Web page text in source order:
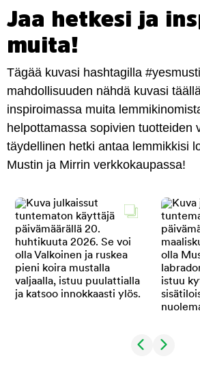
Jaa hetkesi ja
muita!
Tägää kuvasi hashtagilla
mahdollisuuden nähdä kuvasi
inspiroimassa muita
helpottamassa sopivien tuotteiden
täydellinen hetki antaa lemmikkisi
Mustin ja Mirrin verkkokaupassa!